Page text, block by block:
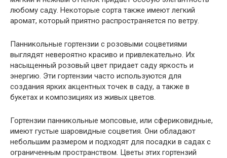
любому саду. Некоторые сорта также имеют легкий
аромат, который приятно распространяется по ветру.
Панникольные гортензии с розовыми соцветиями
выглядят невероятно красиво и привлекательно. Их
насыщенный розовый цвет придает саду яркость и
энергию. Эти гортензии часто используются для
создания ярких акцентных точек в саду, а также в
букетах и композициях из живых цветов.
Гортензии панникольные мопсовые, или сфериковидные,
имеют густые шаровидные соцветия. Они обладают
небольшим размером и подходят для посадки в садах с
ограниченным пространством. Цветы этих гортензий